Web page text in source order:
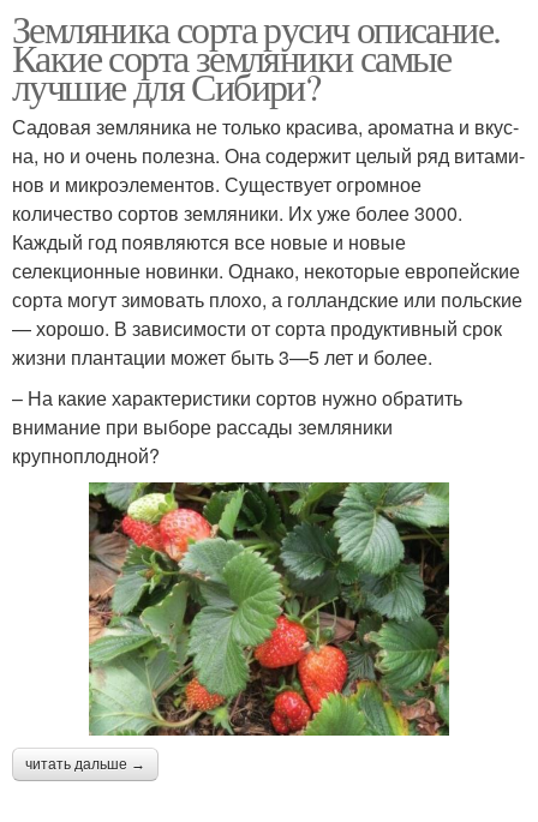
Земляника сорта русич описание.
Какие сорта земляники самые
лучшие для Сибири?
Садовая земляника не толь­ко красива, ароматна и вкус­
на, но и очень полезна. Она содержит целый ряд витами­
нов и микроэлементов. Суще­ствует огромное
количество сортов земляники. Их уже бо­лее 3000.
Каждый год появляются все новые и но­вые
селекционные новинки. Однако, неко­торые европейские
сорта могут зимовать плохо, а голландские или польские
— хорошо. В зависимости от сорта про­дуктивный срок
жизни плантации может быть 3—5 лет и более.
– На какие характеристики сортов нужно обратить
внимание при выборе рассады земляники
крупноплодной?
читать дальше →